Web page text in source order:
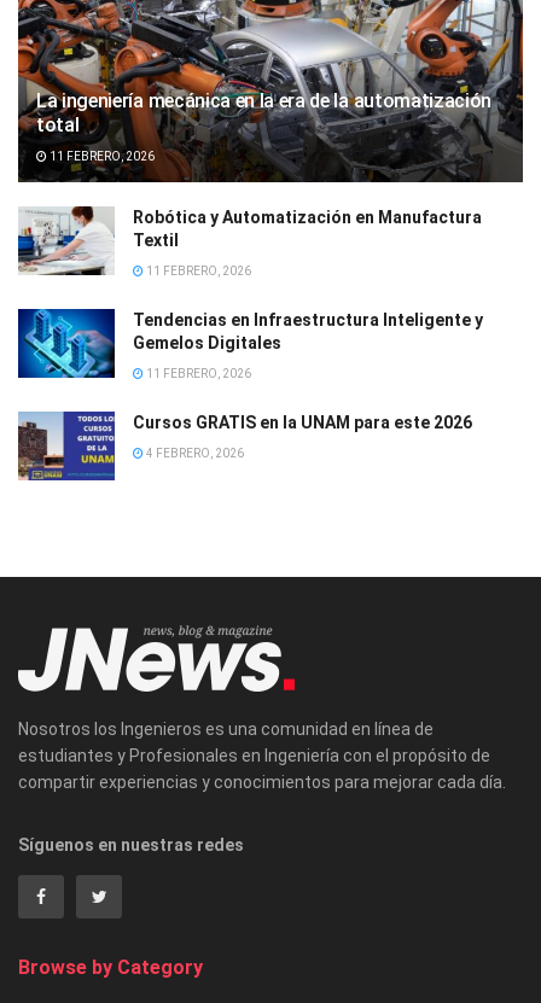
La ingeniería mecánica en la era de la automatización
total
11 FEBRERO, 2026
Robótica y Automatización en Manufactura
Textil
11 FEBRERO, 2026
Tendencias en Infraestructura Inteligente y
Gemelos Digitales
11 FEBRERO, 2026
Cursos GRATIS en la UNAM para este 2026
4 FEBRERO, 2026
Nosotros los Ingenieros es una comunidad en línea de
estudiantes y Profesionales en Ingeniería con el propósito de
compartir experiencias y conocimientos para mejorar cada día.
Síguenos en nuestras redes
Browse by Category